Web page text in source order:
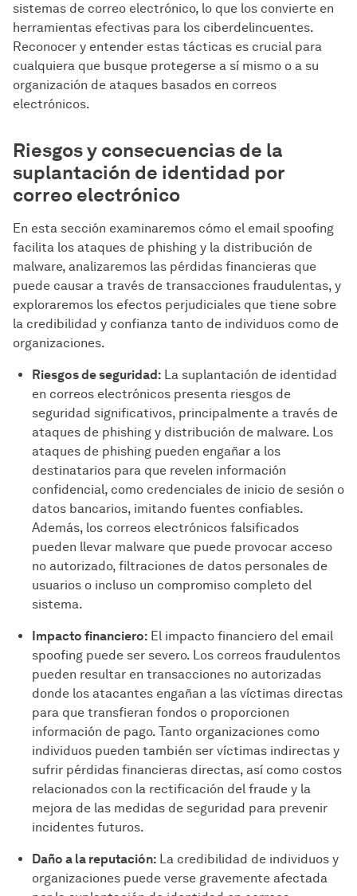
sistemas de correo electrónico, lo que los convierte en
herramientas efectivas para los ciberdelincuentes.
Reconocer y entender estas tácticas es crucial para
cualquiera que busque protegerse a sí mismo o a su
organización de ataques basados en correos
electrónicos.
Riesgos y consecuencias de la
suplantación de identidad por
correo electrónico
En esta sección examinaremos cómo el email spoofing
facilita los ataques de phishing y la distribución de
malware, analizaremos las pérdidas financieras que
puede causar a través de transacciones fraudulentas, y
exploraremos los efectos perjudiciales que tiene sobre
la credibilidad y confianza tanto de individuos como de
organizaciones.
Riesgos de seguridad: La suplantación de identidad
en correos electrónicos presenta riesgos de
seguridad significativos, principalmente a través de
ataques de phishing y distribución de malware. Los
ataques de phishing pueden engañar a los
destinatarios para que revelen información
confidencial, como credenciales de inicio de sesión o
datos bancarios, imitando fuentes confiables.
Además, los correos electrónicos falsificados
pueden llevar malware que puede provocar acceso
no autorizado, filtraciones de datos personales de
usuarios o incluso un compromiso completo del
sistema.
Impacto financiero: El impacto financiero del email
spoofing puede ser severo. Los correos fraudulentos
pueden resultar en transacciones no autorizadas
donde los atacantes engañan a las víctimas directas
para que transfieran fondos o proporcionen
información de pago. Tanto organizaciones como
individuos pueden también ser víctimas indirectas y
sufrir pérdidas financieras directas, así como costos
relacionados con la rectificación del fraude y la
mejora de las medidas de seguridad para prevenir
incidentes futuros.
Daño a la reputación: La credibilidad de individuos y
organizaciones puede verse gravemente afectada